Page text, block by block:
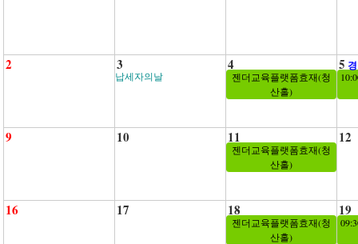
2 3
납세자의날
4
젠더교육플랫폼효재(청
산홀)
5
9 10 11
젠더교육플랫폼효재(청
산홀)
12
16 17 18
젠더교육플랫폼효재(청
산홀)
19